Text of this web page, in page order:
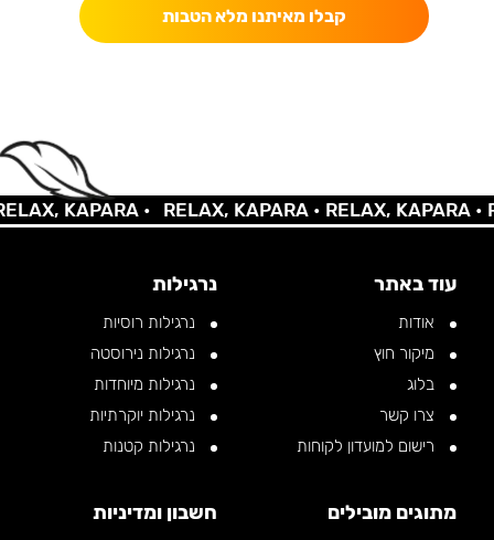
קבלו מאיתנו מלא הטבות
KAPARA • RELAX, KAPARA •RELAX, KAPARA •
עוד באתר
אודות
מיקור חוץ
בלוג
צרו קשר
רישום למועדון לקוחות
נרגילות
נרגילות רוסיות
נרגילות נירוסטה
נרגילות מיוחדות
נרגילות יוקרתיות
נרגילות קטנות
מתוגים מובילים חשבון ומדיניות